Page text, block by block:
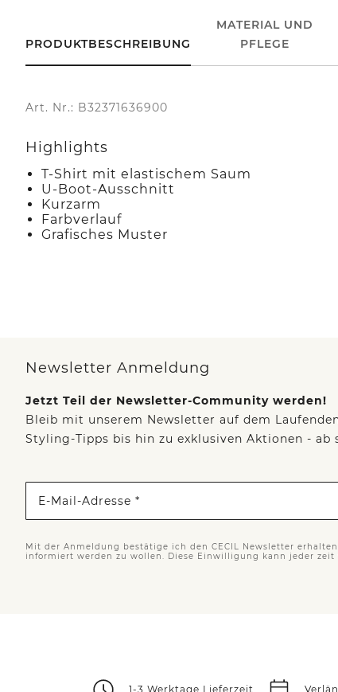
PRODUKTBESCHREIBUNG
MATERIAL UND
PFLEGE
Art. Nr.: B32371636900
Highlights
T-Shirt mit elastischem Saum
U-Boot-Ausschnitt
Kurzarm
Farbverlauf
Grafisches Muster
Newsletter Anmeldung
Jetzt Teil der Newsletter-Community werden!
Bleib mit unserem Newsletter auf dem
Styling-Tipps bis hin zu exklusiven Aktionen -
E-Mail-Adresse *
Mit der Anmeldung bestätige ich den CECIL Newsletter
informiert werden zu wollen. Diese Einwilligung kann jeder zeit
1-3 Werktage Lieferzeit